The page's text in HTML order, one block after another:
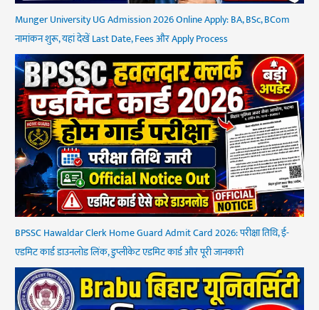
Munger University UG Admission 2026 Online Apply: BA, BSc, BCom
नामांकन शुरू, यहां देखें Last Date, Fees और Apply Process
BPSSC Hawaldar Clerk Home Guard Admit Card 2026: परीक्षा तिथि, ई-
एडमिट कार्ड डाउनलोड लिंक, डुप्लीकेट एडमिट कार्ड और पूरी जानकारी